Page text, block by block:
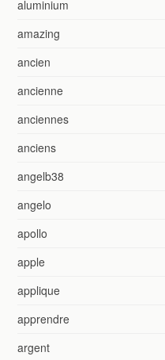
aluminium
amazing
ancien
ancienne
anciennes
anciens
angelb38
angelo
apollo
apple
applique
apprendre
argent